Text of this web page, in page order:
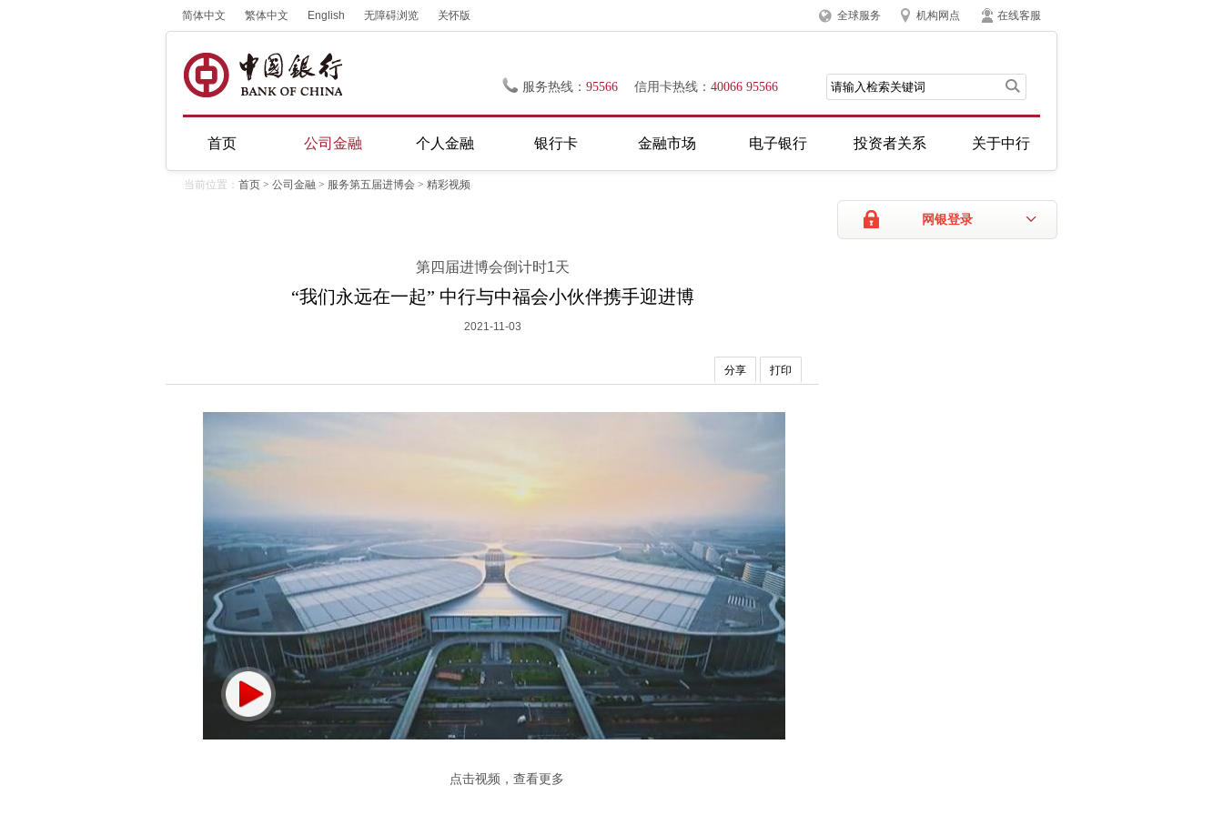
简体中文 繁体中文 English 无障碍浏览 关怀版 全球服务 机构网点 在线客服
服务热线： 95566 信用卡热线： 40066 95566
首页 公司金融 个人金融 银行卡 金融市场 电子银行 投资者关系 关于中行
当前位置： 首页 > 公司金融 > 服务第五届进博会 > 精彩视频
网银登录
第四届进博会倒计时1天
“我们永远在一起” 中行与中福会小伙伴携手迎进博
2021-11-03
分享 打印
点击视频，查看更多